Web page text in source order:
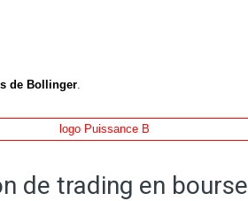
de Bollinger.
de trading en bourse